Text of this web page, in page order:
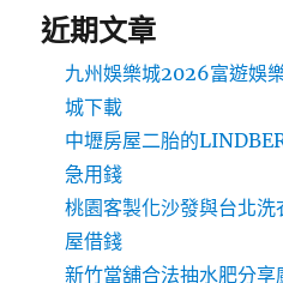
近期文章
九州娛樂城2026富遊娛
城下載
中壢房屋二胎的
急用錢
桃園客製化沙發與台北
屋借錢
新竹當舖合法抽水肥分